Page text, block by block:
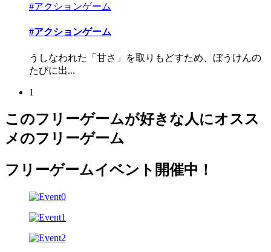
#アクションゲーム
#アクションゲーム
うしなわれた「甘さ」を取りもどすため、ぼうけんの
たびに出...
1
このフリーゲームが好きな人にオスス
メのフリーゲーム
フリーゲームイベント開催中！